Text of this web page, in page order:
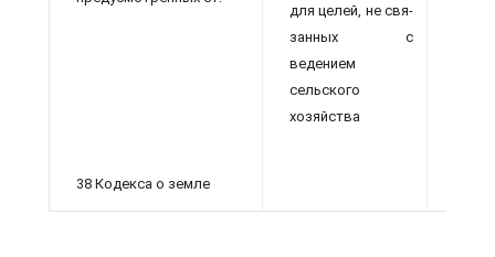
38 Кодек­са о земле
для целей, не свя­
занных с
ведением
сельского
хозяйства